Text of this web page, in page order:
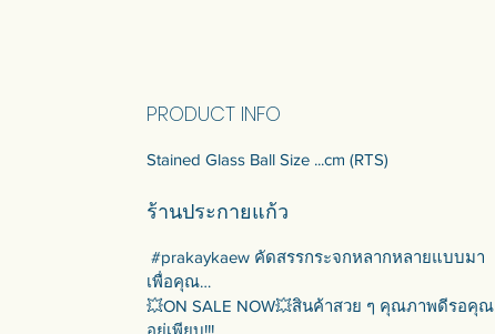
PRODUCT INFO
Stained Glass Ball Size ...cm (RTS)
ร้านประกายแก้ว
#prakaykaew คัดสรรกระจกหลากหลายแบบมา
เพื่อคุณ…
💥ON SALE NOW💥สินค้าสวย ๆ คุณภาพดีรอคุณ
อยู่เพียบ!!!